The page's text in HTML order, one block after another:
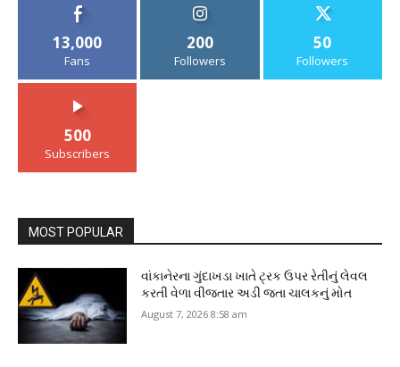
13,000
Fans
200
Followers
50
Followers
500
Subscribers
MOST POPULAR
વાંકાનેરના ગુંદાખડા ખાતે ટ્રક ઉપર રેતીનું લેવલ
કરતી વેળા વીજતાર અડી જતા ચાલકનું મોત
August 7, 2026 8:58 am